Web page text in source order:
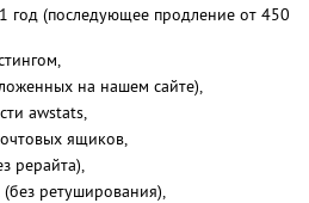
год (последующее продление от 450
на нашем сайте),
awstats,
ящиков,
рерайта),
ретуширования),